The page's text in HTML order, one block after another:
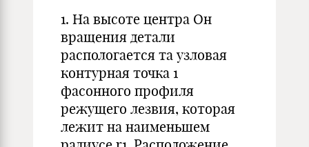
1. На высоте центра Он
вращения детали
распологается та узловая
контурная точка 1
фасонного профиля
режущего лезвия, которая
лежит на наименьшем